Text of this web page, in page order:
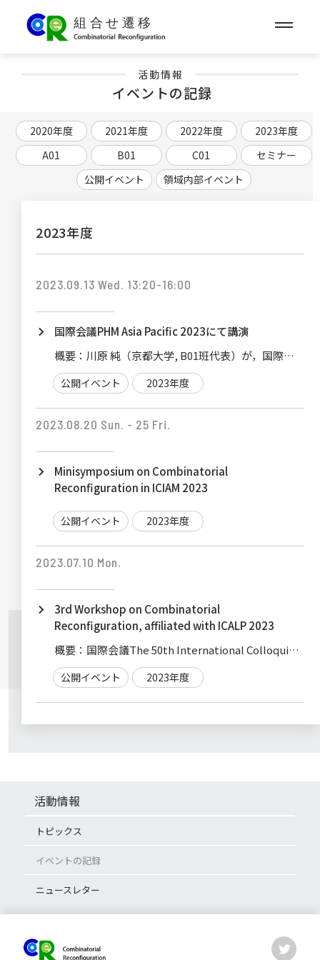
活動情報
イベントの記録
2020年度 2021年度 2022年度
2023年度
A01
B01 C01
セミナー
公開イベント
領域内部イベント
2023年度
2023.09.13 Wed. 13:20-16:00
国際会議PHM Asia Pacific 2023にて講演
概要：
公開イベント 2023年度
2023.08.20 Sun. - 25 Fri.
Minisymposium on Combinatorial
Reconfiguration in ICIAM 2023
公開イベント 2023年度
2023.07.10 Mon.
3rd Workshop on Combinatorial
Reconfiguration, affiliated with ICALP 2023
概要：
公開イベント 2023年度
活動情報
トピックス
イベントの記録
ニュースレター